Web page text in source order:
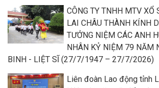
CÔNG TY TNHH MTV XỔ
LAI CHÂU THÀNH KÍNH
TƯỞNG NIỆM CÁC ANH
NHÂN KỶ NIỆM 79 NĂM
BINH - LIỆT SĨ (27/7/1947 – 27/7/2026)
Liên đoàn Lao động tỉnh